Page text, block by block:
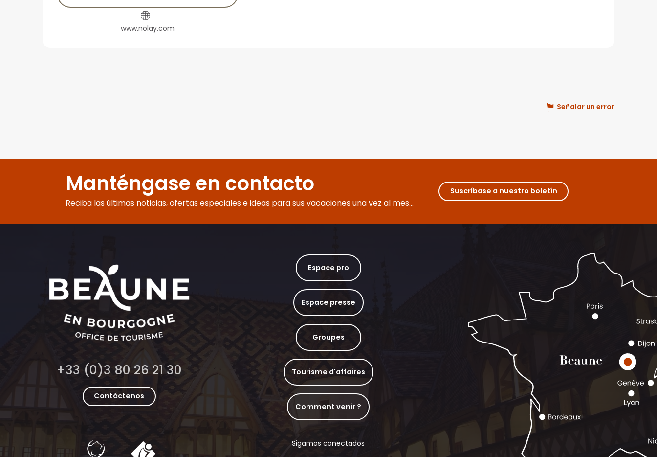
www.nolay.com
Señalar un error
Manténgase en contacto
Reciba las últimas noticias, ofertas especiales e ideas para sus vacaciones una vez al mes...
Suscríbase a nuestro boletín
+33 (0)3 80 26 21 30
Contáctenos
Espace pro
Espace presse
Groupes
Tourisme d'affaires
Comment venir ?
Sigamos conectados